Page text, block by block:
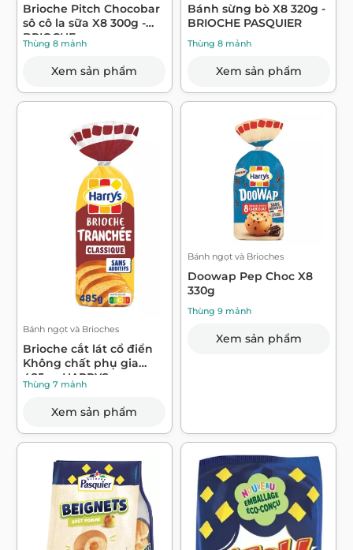
Brioche Pitch Chocobar
sô cô la sữa X8 300g -
BRIOCHE...
Thùng 8 mảnh
Xem sản phẩm
Bánh sừng bò X8 320g -
BRIOCHE PASQUIER
Thùng 8 mảnh
Xem sản phẩm
Bánh ngọt và Brioches
Brioche cắt lát cổ điển
Không chất phụ gia
485g - HARRYS
Thùng 7 mảnh
Xem sản phẩm
Bánh ngọt và Brioches
Doowap Pep Choc X8
330g
Thùng 9 mảnh
Xem sản phẩm